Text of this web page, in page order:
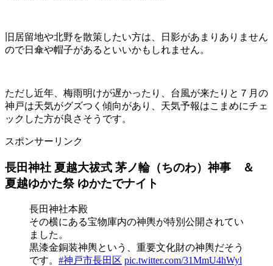
旧居留地や北野を散策したい方は、日影があまりありません
ので日傘や帽子があるといいかもしれません。
ただし近年、梅雨明けが遅かったり、台風が来たりと７月の
神戸は天気がグズつく傾向があり、天気予報はこまめにチェ
ックした方が良さそうです。
スポンサーリンク
長田神社 夏越大祓式 茅ノ輪（ちのわ）神事 ＆
夏越ゆかた祭 ゆかたでナイト
長田神社本殿
その横にある宝物庫内の神輿が特別公開されてい
ました。
黒漆金銅装神輿という、重要文化財の神輿だそう
です。 #神戸市長田区 pic.twitter.com/31MmU4hWyl